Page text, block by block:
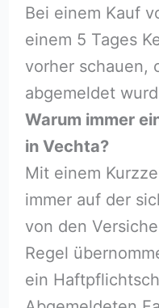
Bei einem Kauf
einem 5 Tages
vorher schauen,
abgemeldet
Warum immer
in Vechta?
Mit einem
immer auf der
von den
Regel
ein